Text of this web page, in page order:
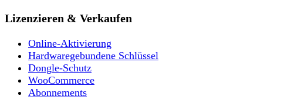
Lizenzieren & Verkaufen
Online-Aktivierung
Hardwaregebundene Schlüssel
Dongle-Schutz
WooCommerce
Abonnements